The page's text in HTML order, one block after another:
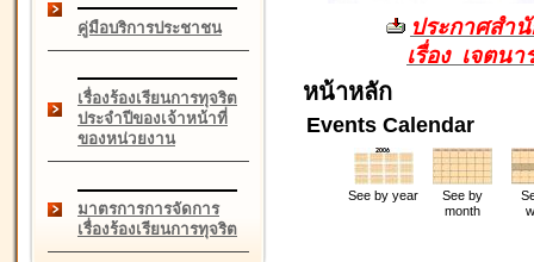
คู่มือบริการประชาชน
เรื่องร้องเรียนการทุจริต
ประจำปีของเจ้าหน้าที่
ของหน่วยงาน
มาตรการการจัดการ
เรื่องร้องเรียนการทุจริต
ประกาศสำ
เรื่อง เจตน
หน้าหลัก
Events Calendar
See by year
See by
month